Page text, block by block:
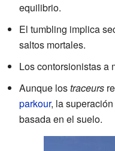
equilibrio.
El tumbling implica
saltos mortales.
Los contorsionistas a
Aunque lostraceurs
parkour, la
basada en el suelo.